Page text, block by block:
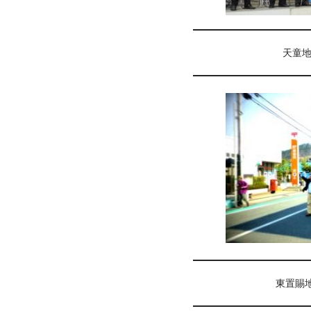
天童
東置賜